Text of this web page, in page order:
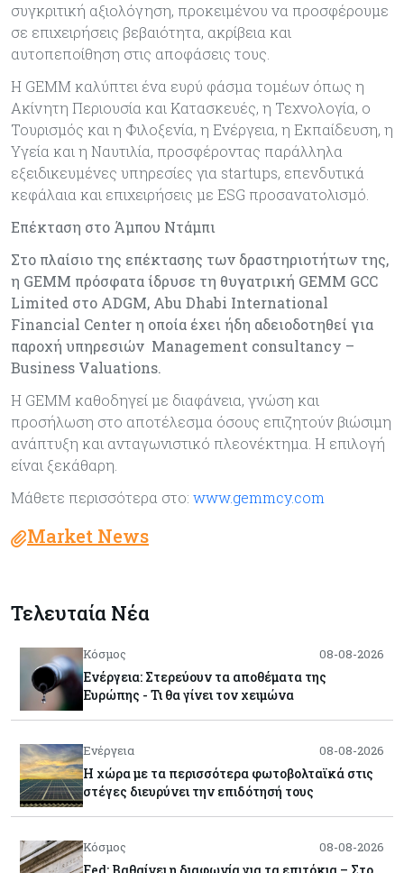
συγκριτική αξιολόγηση, προκειμένου να προσφέρουμε
σε επιχειρήσεις βεβαιότητα, ακρίβεια και
αυτοπεποίθηση στις αποφάσεις τους.
Η GEMM καλύπτει ένα ευρύ φάσμα τομέων όπως η
Ακίνητη Περιουσία και Κατασκευές, η Τεχνολογία, ο
Τουρισμός και η Φιλοξενία, η Ενέργεια, η Εκπαίδευση, η
Υγεία και η Ναυτιλία, προσφέροντας παράλληλα
εξειδικευμένες υπηρεσίες για startups, επενδυτικά
κεφάλαια και επιχειρήσεις με ESG προσανατολισμό.
Επέκταση στο Άμπου Ντάμπι
Στο πλαίσιο της επέκτασης των δραστηριοτήτων της,
η GEMM πρόσφατα ίδρυσε τη θυγατρική GEMM GCC
Limited στο ADGM, Abu Dhabi International
Financial Center η οποία έχει ήδη αδειοδοτηθεί για
παροχή υπηρεσιών Management consultancy –
Business Valuations.
Η GEMM καθοδηγεί με διαφάνεια, γνώση και
προσήλωση στο αποτέλεσμα όσους επιζητούν βιώσιμη
ανάπτυξη και ανταγωνιστικό πλεονέκτημα. Η επιλογή
είναι ξεκάθαρη.
Μάθετε περισσότερα στο: www.gemmcy.com
Market News
Τελευταία Νέα
Κόσμος 08-08-2026
Ενέργεια: Στερεύουν τα αποθέματα της
Ευρώπης - Τι θα γίνει τον χειμώνα
Ενέργεια 08-08-2026
Η χώρα με τα περισσότερα φωτοβολταϊκά στις
στέγες διευρύνει την επιδότησή τους
Κόσμος 08-08-2026